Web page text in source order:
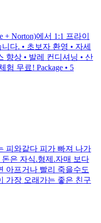
Norton)에서 1:1 프라이
다. • 초보자 환영 • 자세
향상 • 발레 컨디셔닝 • 산
험 무료! Package • 5
피와같다 피가 빠져 나가
은 자식.형제.자매 보다
아프거나 빨리 죽을수도
가장 오래가는 좋은 친구